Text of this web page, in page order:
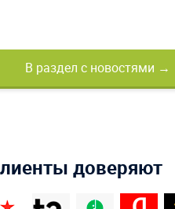
В раздел с новостями →
доверяют